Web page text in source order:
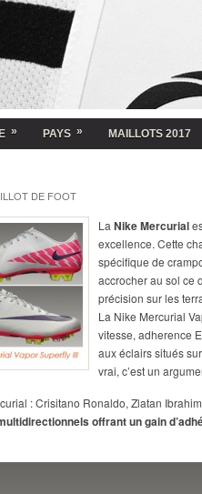
» PAYS » MAILLOTS 2017
DE FOOT
La Nike Mercurial
excellence. Cette
spécifique de
accrocher au sol ce
précision sur les
La Nike Mercurial
vitesse, adherence
aux éclairs situés
vrai, c’est un
: Crisitano Ronaldo, Zlatan
offrant un gain